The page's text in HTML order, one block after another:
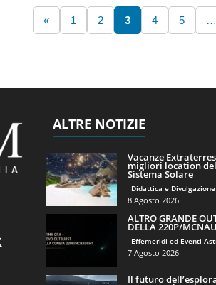
« 1 2 3 4 5 …
ALTRE NOTIZIE
Vacanze
migliori location
Sistema Solare
Didattica e Divulgazione
8 Agosto 2026
ALTRO GRANDE
DELLA 220P/
Effemeridi ed Eventi
7 Agosto 2026
Il futuro